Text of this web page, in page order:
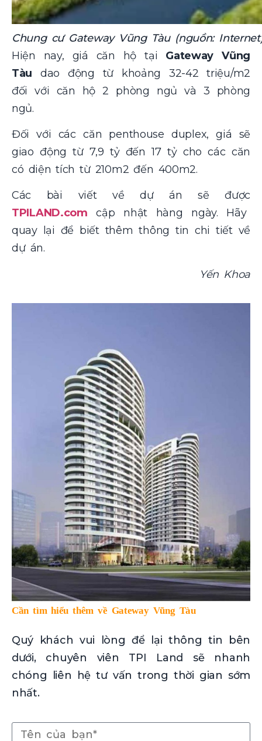
Chung cư Gateway Vũng Tàu (nguồn:
Hiện nay, giá căn hộ tại Gateway Vũng
Tàu dao động từ khoảng 32-42 triệu/m2
đối với căn hộ 2 phòng ngủ và 3 phòng
ngủ.
Đối với các căn penthouse duplex, giá sẽ
giao động từ 7,9 tỷ đến 17 tỷ cho các căn
có diện tích từ 210m2 đến 400m2.
Các bài viết về dự án sẽ được
TPILAND.com cập nhật hàng ngày. Hãy
quay lại để biết thêm thông tin chi tiết về
dự án.
Yến Khoa
Cần tìm hiểu thêm về Gateway Vũng Tàu
Quý khách vui lòng để lại thông tin bên
dưới, chuyên viên TPI Land sẽ nhanh
chóng liên hệ tư vấn trong thời gian sớm
nhất.